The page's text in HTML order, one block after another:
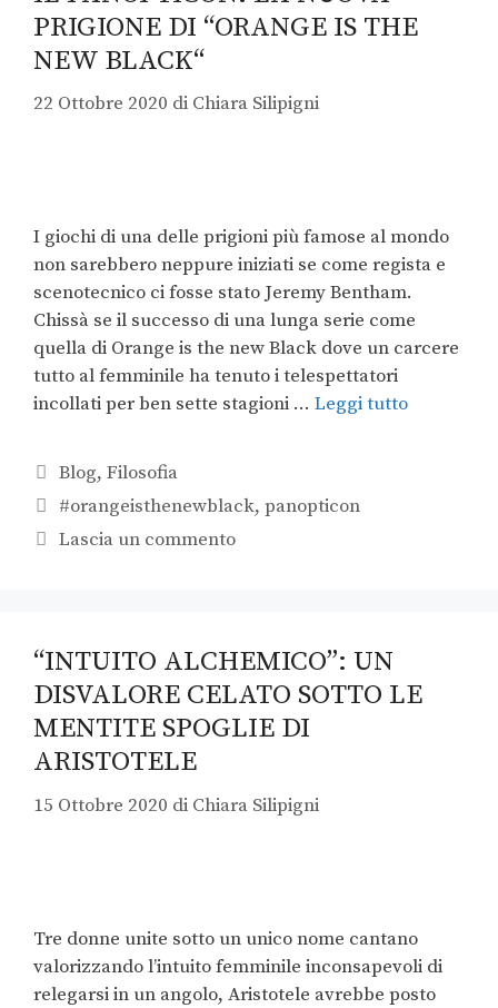
PRIGIONE DI “ORANGE IS THE
NEW BLACK“
22 Ottobre 2020 di Chiara Silipigni
I giochi di una delle prigioni più famose al mondo
non sarebbero neppure iniziati se come regista e
scenotecnico ci fosse stato Jeremy Bentham.
Chissà se il successo di una lunga serie come
quella di Orange is the new Black dove un carcere
tutto al femminile ha tenuto i telespettatori
incollati per ben sette stagioni … Leggi tutto
Blog,Filosofia
#orangeisthenewblack,panopticon
Lascia un commento
“INTUITO ALCHEMICO”: UN
DISVALORE CELATO SOTTO LE
MENTITE SPOGLIE DI
ARISTOTELE
15 Ottobre 2020 di Chiara Silipigni
Tre donne unite sotto un unico nome cantano
valorizzando l’intuito femminile inconsapevoli di
relegarsi in un angolo, Aristotele avrebbe posto